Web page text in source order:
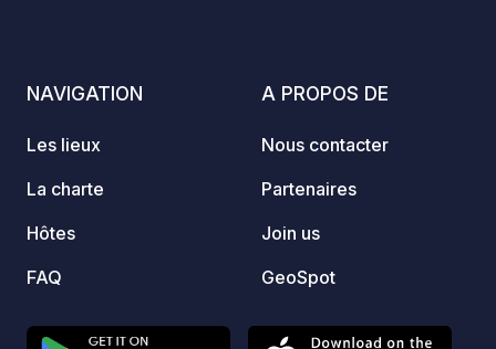
NAVIGATION
Les lieux
La charte
Hôtes
FAQ
A PROPOS DE
Nous contacter
Partenaires
Join us
GeoSpot